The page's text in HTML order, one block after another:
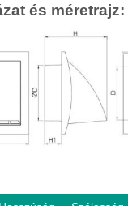
és méretrajz: